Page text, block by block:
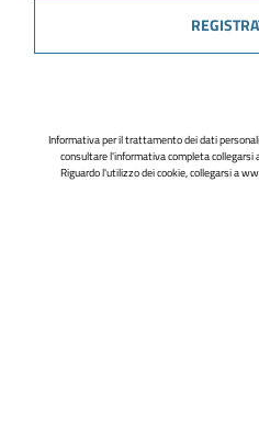
Informativa per il trattamento dei dati
consultare l'informativa completa collegarsi
Riguardo l'utilizzo dei cookie, collegarsi a